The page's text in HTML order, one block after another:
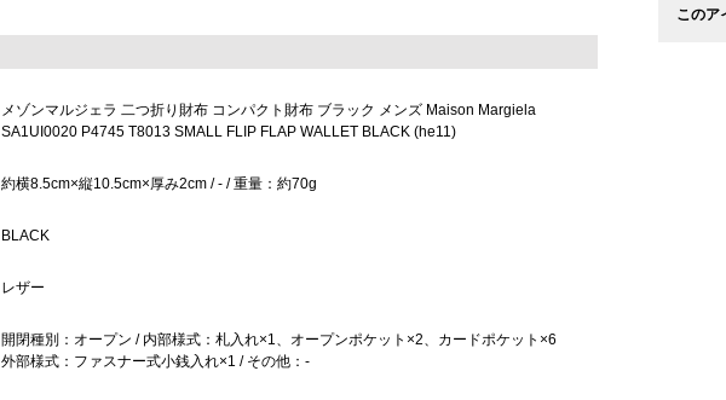
メゾンマルジェラ 二つ折り財布 コンパクト財布 ブラック メンズ Maison Margiela
SA1UI0020 P4745 T8013 SMALL FLIP FLAP WALLET BLACK (he11)
約横8.5cm×縦10.5cm×厚み2cm / - / 重量：約70g
BLACK
レザー
開閉種別：オープン / 内部様式：札入れ×1、オープンポケット×2、カードポケット×6
外部様式：ファスナー式小銭入れ×1 / その他：-
このア